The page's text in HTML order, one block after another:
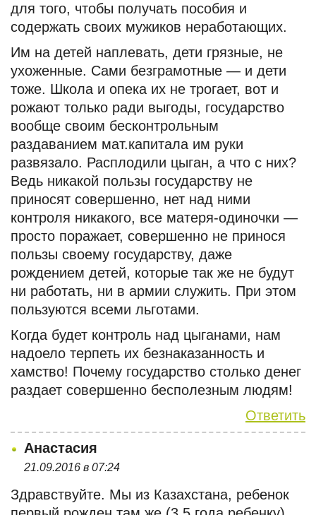
для того, чтобы получать пособия и
содержать своих мужиков неработающих.
Им на детей наплевать, дети грязные, не
ухоженные. Сами безграмотные — и дети
тоже. Школа и опека их не трогает, вот и
рожают только ради выгоды, государство
вообще своим бесконтрольным
раздаванием мат.капитала им руки
развязало. Расплодили цыган, а что с них?
Ведь никакой пользы государству не
приносят совершенно, нет над ними
контроля никакого, все матеря-одиночки —
просто поражает, совершенно не принося
пользы своему государству, даже
рождением детей, которые так же не будут
ни работать, ни в армии служить. При этом
пользуются всеми льготами.
Когда будет контроль над цыганами, нам
надоело терпеть их безнаказанность и
хамство! Почему государство столько денег
раздает совершенно бесполезным людям!
Ответить
Анастасия
21.09.2016 в 07:24
Здравствуйте. Мы из Казахстана, ребенок